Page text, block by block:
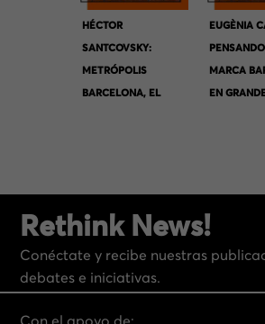
HÉCTOR
SANTCOVSKY:
METRÓPOLIS
BARCELONA, EL
EUGÈNIA
MARCA
EN
Rethink News!
Conéctate y recibe nuestras
debates e iniciativas.